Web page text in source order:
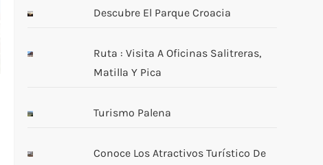
Descubre El Parque Croacia
Ruta : Visita A Oficinas Salitreras,
Matilla Y Pica
Turismo Palena
Conoce Los Atractivos Turístico De